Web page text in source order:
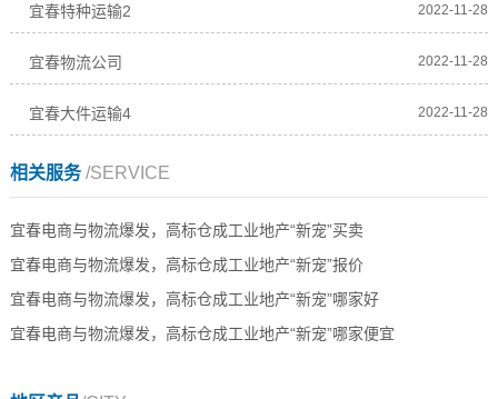
宜春特种运输2 2022-11-28
宜春物流公司 2022-11-28
宜春大件运输4 2022-11-28
相关服务/SERVICE
宜春电商与物流爆发，高标仓成工业地产“新宠”买卖
宜春电商与物流爆发，高标仓成工业地产“新宠”报价
宜春电商与物流爆发，高标仓成工业地产“新宠”哪家好
宜春电商与物流爆发，高标仓成工业地产“新宠”哪家便宜